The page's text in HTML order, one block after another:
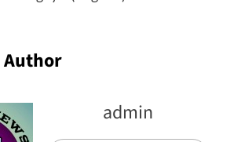
Author
admin